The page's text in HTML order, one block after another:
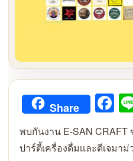
Share
พบกันงาน E-SAN CRAFT
ปาร์ตี้เครื่องดื่มเเละดีเจมา